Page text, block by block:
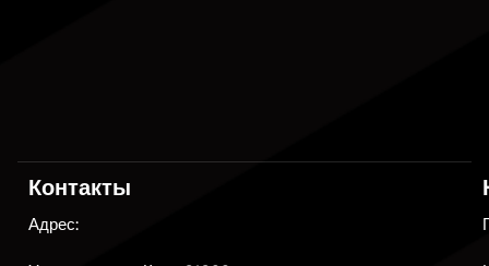
Контакты
Адрес: